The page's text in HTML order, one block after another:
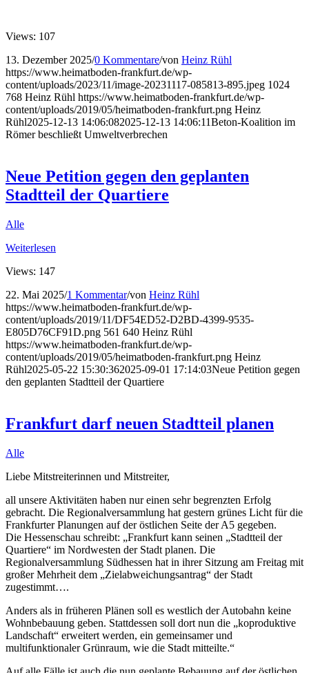
Views: 107
13. Dezember 2025/0 Kommentare/von Heinz Rühl
https://www.heimatboden-frankfurt.de/wp-
content/uploads/2023/11/image-20231117-085813-895.jpeg 1024
768 Heinz Rühl https://www.heimatboden-frankfurt.de/wp-
content/uploads/2019/05/heimatboden-frankfurt.png Heinz
Rühl2025-12-13 14:06:082025-12-13 14:06:11Beton-Koalition im
Römer beschließt Umweltverbrechen
Neue Petition gegen den geplanten
Stadtteil der Quartiere
Alle
Weiterlesen
Views: 147
22. Mai 2025/1 Kommentar/von Heinz Rühl
https://www.heimatboden-frankfurt.de/wp-
content/uploads/2019/11/DF54ED52-D2BD-4399-9535-
E805D76CF91D.png 561 640 Heinz Rühl
https://www.heimatboden-frankfurt.de/wp-
content/uploads/2019/05/heimatboden-frankfurt.png Heinz
Rühl2025-05-22 15:30:362025-09-01 17:14:03Neue Petition gegen
den geplanten Stadtteil der Quartiere
Frankfurt darf neuen Stadtteil planen
Alle
Liebe Mitstreiterinnen und Mitstreiter,
all unsere Aktivitäten haben nur einen sehr begrenzten Erfolg
gebracht. Die Regionalversammlung hat gestern grünes Licht für die
Frankfurter Planungen auf der östlichen Seite der A5 gegeben.
Die Hessenschau schreibt: „Frankfurt kann seinen „Stadtteil der
Quartiere“ im Nordwesten der Stadt planen. Die
Regionalversammlung Südhessen hat in ihrer Sitzung am Freitag mit
großer Mehrheit dem „Zielabweichungsantrag“ der Stadt
zugestimmt….
Anders als in früheren Plänen soll es westlich der Autobahn keine
Wohnbebauung geben. Stattdessen soll dort nun die „koproduktive
Landschaft“ erweitert werden, ein gemeinsamer und
multifunktionaler Grünraum, wie die Stadt mitteilte.“